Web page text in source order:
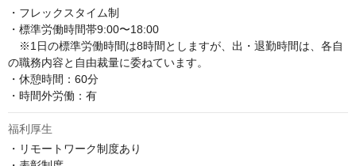
・フレックスタイム制
・標準労働時間帯9:00〜18:00
※1日の標準労働時間は8時間としますが、出・退勤時間は、各自
の職務内容と自由裁量に委ねています。
・休憩時間：60分
・時間外労働：有
福利厚生
・リモートワーク制度あり